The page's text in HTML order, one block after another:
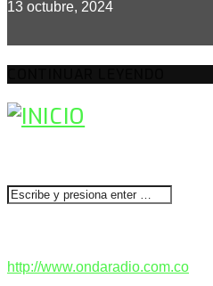
13 octubre, 2024
http://www.ondaradio.com.co